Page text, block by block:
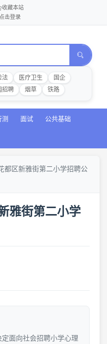
收藏本站
点击登录
法 医疗卫生
国企
招聘 烟草 铁路
测 面试 公共基础
都区新雅街第二小学招聘公
雅街第二小学
面向社会招聘小学心理